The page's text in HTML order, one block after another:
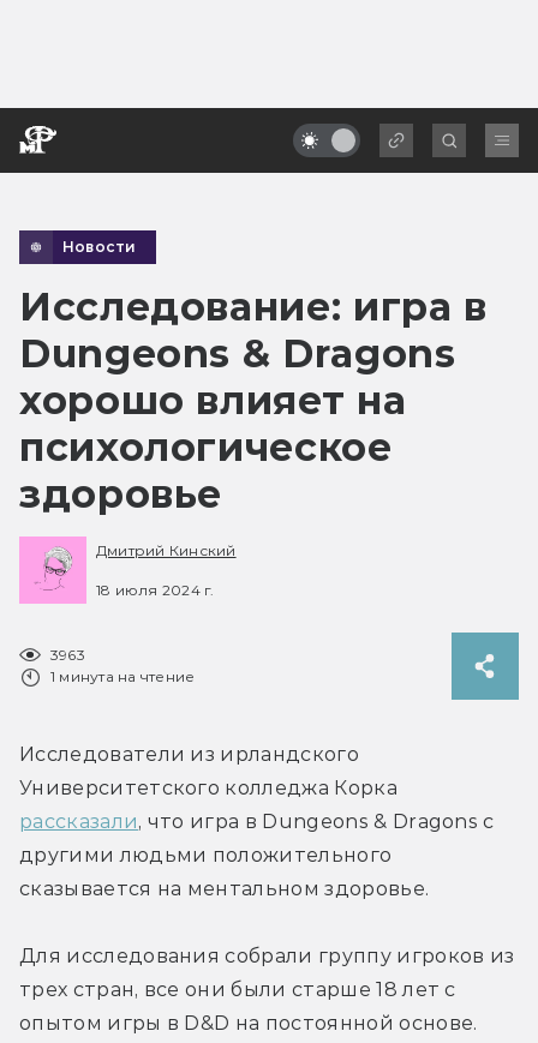
Новости
Исследование: игра в
Dungeons & Dragons
хорошо влияет на
психологическое
здоровье
Дмитрий Кинский
18 июля 2024 г.
3963
1 минута на чтение
Исследователи из ирландского
рассказали, что игра в Dungeons & Dragons с
другими людьми положительного
сказывается на ментальном здоровье.
Для исследования собрали группу игроков из
трех стран, все они были старше 18 лет с
опытом игры в D&D на постоянной основе.